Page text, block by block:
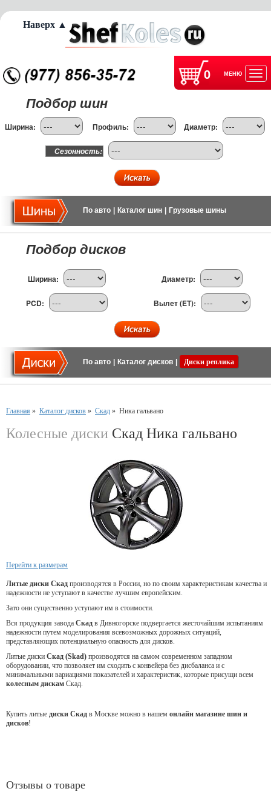
0 МЕНЮ
Подбор шин
Ширина: Профиль: Диаметр:
Сезонность:
По авто Каталог шин Грузовые шины
Подбор дисков
Ширина: Диаметр:
PCD: Вылет (ET):
По авто Каталог дисков Диски реплика
Главная » Каталог дисков » Скад » Ника гальвано
Колесные диски Скад Ника гальвано
Перейти к размерам
Литые диски Скад производятся в России, но по своим характеристикам качества и
надежности не уступают в качестве лучшим европейским.
Зато они существенно уступают им в стоимости.
Вся продукция завода Скад в Дивногорске подвергается жесточайшим испытаниям
надежности путем моделирования всевозможных дорожных ситуаций,
представляющих потенциальную опасность для дисков.
Литые диски Скад (Skad) производятся на самом современном западном
оборудовании, что позволяет им сходить с конвейера без дисбаланса и с
минимальными вариациями показателей и характеристик, которые присущи всем
колесным дискам Скад.
Купить литые диски Скад в Москве можно в нашем онлайн магазине шин и
дисков!
Отзывы о товаре
Наверх ▲